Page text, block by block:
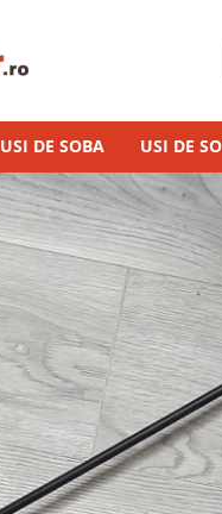
USI DE SOBA USI DE